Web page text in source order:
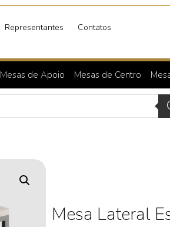
Representantes Contatos
Mesas de Apoio Mesas de Centro
Mesa Lateral